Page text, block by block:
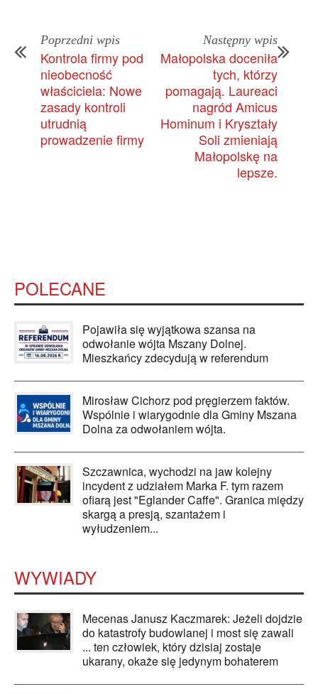
Poprzedni wpis
Kontrola firmy pod
nieobecność
właściciela: Nowe
zasady kontroli
utrudnią
prowadzenie firmy
Następny wpis
Małopolska doceniła
tych, którzy
pomagają. Laureaci
nagród Amicus
Hominum i Kryształy
Soli zmieniają
Małopolskę na
lepsze.
POLECANE
Pojawiła się wyjątkowa szansa na
odwołanie wójta Mszany Dolnej.
Mieszkańcy zdecydują w referendum
Mirosław Cichorz pod pręgierzem faktów.
Wspólnie i wiarygodnie dla Gminy Mszana
Dolna za odwołaniem wójta.
Szczawnica, wychodzi na jaw kolejny
incydent z udziałem Marka F. tym razem
ofiarą jest "Eglander Caffe". Granica między
skargą a presją, szantażem i
wyłudzeniem...
WYWIADY
Mecenas Janusz Kaczmarek: Jeżeli dojdzie
do katastrofy budowlanej i most się zawali
... ten człowiek, który dzisiaj zostaje
ukarany, okaże się jedynym bohaterem